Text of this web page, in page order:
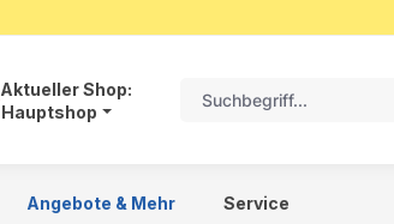
Aktueller Shop:
Hauptshop
Angebote & Mehr Service